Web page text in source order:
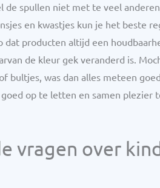
de spullen niet met te veel
en kwastjes kun je het beste
producten altijd een
de kleur gek veranderd is.
bultjes, was dan alles meteen
op te letten en samen
vragen over